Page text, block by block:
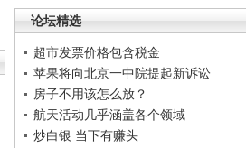
论坛精选
超市发票价格包含税金
苹果将向北京一中院提起新诉讼
房子不用该怎么放？
航天活动几乎涵盖各个领域
炒白银 当下有赚头